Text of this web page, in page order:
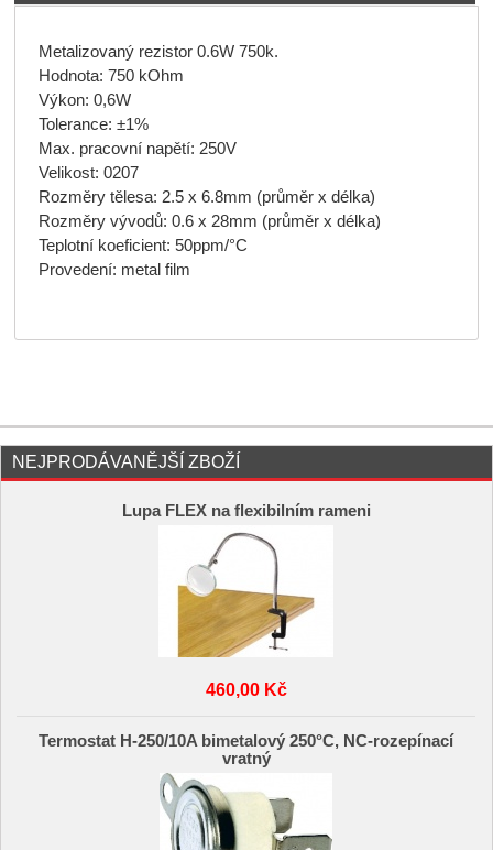
Metalizovaný rezistor 0.6W 750k.
Hodnota: 750 kOhm
Výkon: 0,6W
Tolerance: ±1%
Max. pracovní napětí: 250V
Velikost: 0207
Rozměry tělesa: 2.5 x 6.8mm (průměr x délka)
Rozměry vývodů: 0.6 x 28mm (průměr x délka)
Teplotní koeficient: 50ppm/°C
Provedení: metal film
NEJPRODÁVANĚJŠÍ ZBOŽÍ
Lupa FLEX na flexibilním rameni
460,00 Kč
Termostat H-250/10A bimetalový 250°C, NC-rozepínací
vratný